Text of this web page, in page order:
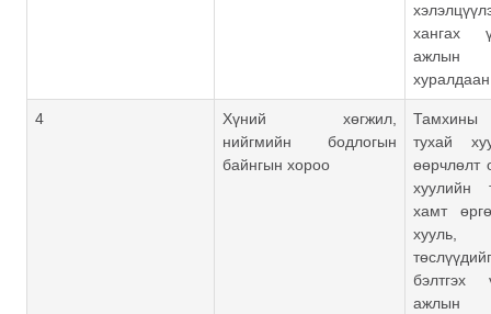
хангах
ажлын
хуралдаан
4
Хүний хөгжил,
нийгмийн бодлогын
байнгын хороо
тухай
өөрчлөлт
хуулийн
хамт
хууль,
бэлтгэх
ажлын